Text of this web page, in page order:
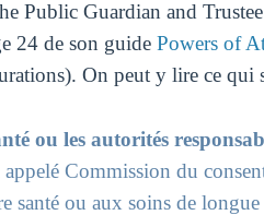
Public Guardian and
24 de son guide Powers of
On peut y lire ce
ou les autorités
Commission du
santé ou aux soins de